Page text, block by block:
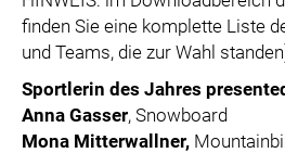
finden Sie eine komplette Liste
und Teams, die zur Wahl
Sportlerin des Jahres
Anna Gasser, Snowboard
Mona Mitterwallner,